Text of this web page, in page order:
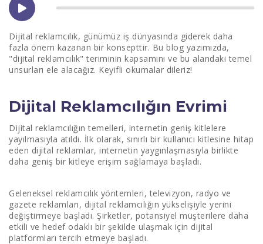
Dijital Reklamcılığın Temel Unsurları
2. SEO Stratejileri
3. Sosyal Medya Pazarlaması
4. İçerik Pazarlama
6. Veri Analizi ve Analitik
7. Mobil Uyumlu Reklamcılık
8. Hedef Kitle Segmentasyonu
9. Programatik Reklamcılık
Dijital Reklamcılığın Avantajları
Dijital reklamcılık, günümüz iş dünyasında giderek daha
fazla önem kazanan bir konsepttir. Bu blog yazımızda,
"dijital reklamcılık" teriminin kapsamını ve bu alandaki temel
unsurları ele alacağız. Keyifli okumalar dileriz!
Dijital Reklamcılığın Evrimi
Dijital reklamcılığın temelleri, internetin geniş kitlelere
yayılmasıyla atıldı. İlk olarak, sınırlı bir kullanıcı kitlesine hitap
eden dijital reklamlar, internetin yaygınlaşmasıyla birlikte
daha geniş bir kitleye erişim sağlamaya başladı.
Geleneksel reklamcılık yöntemleri, televizyon, radyo ve
gazete reklamları, dijital reklamcılığın yükselişiyle yerini
değiştirmeye başladı. Şirketler, potansiyel müşterilere daha
etkili ve hedef odaklı bir şekilde ulaşmak için dijital
platformları tercih etmeye başladı.